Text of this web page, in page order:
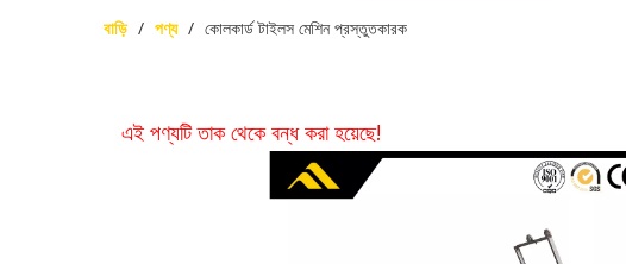
বাড়ি / পণ্য / কোলকার্ড টাইলস মেশিন প্রস্তুতকারক
এই পণ্যটি তাক থেকে বন্ধ করা হয়েছে!